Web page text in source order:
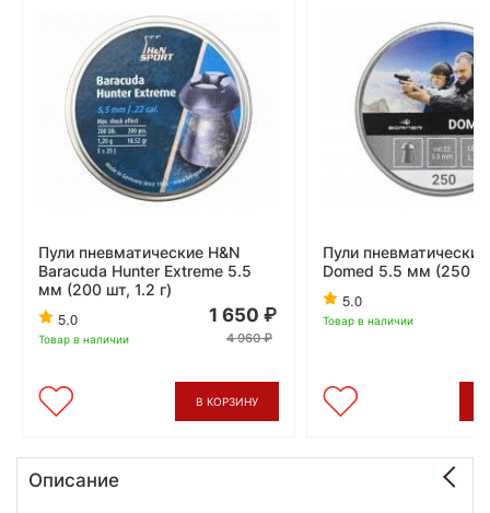
Пули пневматические H&N
Baracuda Hunter Extreme 5.5
мм (200 шт, 1.2 г)
5.0
Товар в наличии
1 650
4 960
В КОРЗИНУ
Пули
Domed 5.5 мм (250
5.0
Товар в наличии
Описание